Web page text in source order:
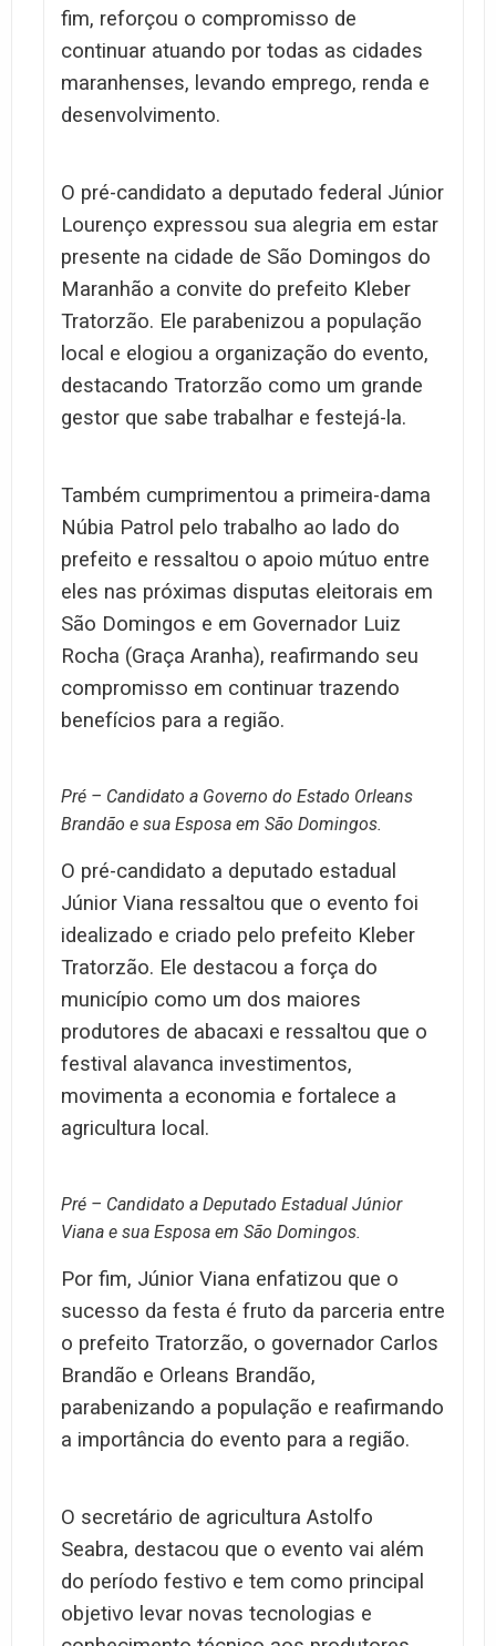
fim, reforçou o compromisso de
continuar atuando por todas as cidades
maranhenses, levando emprego, renda e
desenvolvimento.
O pré-candidato a deputado federal Júnior
Lourenço expressou sua alegria em estar
presente na cidade de São Domingos do
Maranhão a convite do prefeito Kleber
Tratorzão. Ele parabenizou a população
local e elogiou a organização do evento,
destacando Tratorzão como um grande
gestor que sabe trabalhar e festejá-la.
Também cumprimentou a primeira-dama
Núbia Patrol pelo trabalho ao lado do
prefeito e ressaltou o apoio mútuo entre
eles nas próximas disputas eleitorais em
São Domingos e em Governador Luiz
Rocha (Graça Aranha), reafirmando seu
compromisso em continuar trazendo
benefícios para a região.
Pré – Candidato a Governo do Estado Orleans
Brandão e sua Esposa em São Domingos.
O pré-candidato a deputado estadual
Júnior Viana ressaltou que o evento foi
idealizado e criado pelo prefeito Kleber
Tratorzão. Ele destacou a força do
município como um dos maiores
produtores de abacaxi e ressaltou que o
festival alavanca investimentos,
movimenta a economia e fortalece a
agricultura local.
Pré – Candidato a Deputado Estadual Júnior
Viana e sua Esposa em São Domingos.
Por fim, Júnior Viana enfatizou que o
sucesso da festa é fruto da parceria entre
o prefeito Tratorzão, o governador Carlos
Brandão e Orleans Brandão,
parabenizando a população e reafirmando
a importância do evento para a região.
O secretário de agricultura Astolfo
Seabra, destacou que o evento vai além
do período festivo e tem como principal
objetivo levar novas tecnologias e